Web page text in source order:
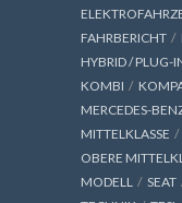
FAHRBERICHT
HYBRID / PLUG-
KOMBI
MERCEDES-
MITTELKLASSE
OBERE
MODELL
SEAT